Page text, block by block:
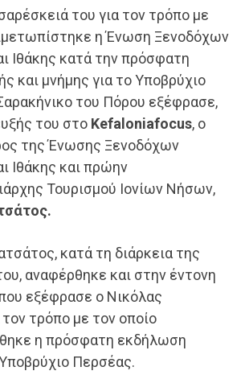
του για τον τρόπο με
η Ένωση Ξενοδόχων
Ιθάκης κατά την πρόσφατη
και μνήμης για το Υποβρύχιο
του Πόρου εξέφρασε,
του στο Kefaloniafocus, ο
της Ένωσης Ξενοδόχων
Ιθάκης και πρώην
Τουρισμού Ιονίων Νήσων,
κατά τη διάρκεια της
αναφέρθηκε και στην έντονη
εξέφρασε ο Νικόλας
τρόπο με τον οποίο
η πρόσφατη εκδήλωση
Περσέας.